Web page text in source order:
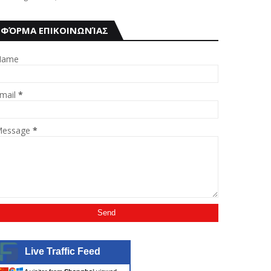
ΦΌΡΜΑ ΕΠΙΚΟΙΝΩΝΊΑΣ
*
*
Live Traffic Feed